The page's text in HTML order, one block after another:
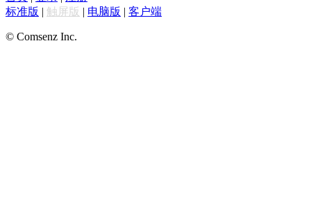
标准版 | 触屏版 | 电脑版 | 客户端
© Comsenz Inc.